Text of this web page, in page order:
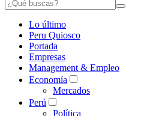
Lo último
Peru Quiosco
Portada
Empresas
Management & Empleo
Economía
Mercados
Perú
Política